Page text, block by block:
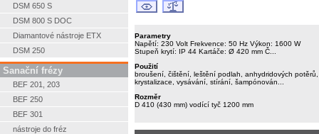
DSM 650 S
DSM 800 S DOC
Diamantové nástroje ETX
DSM 250
Sanační frézy
BEF 201, 203
BEF 250
BEF 301
nástroje do fréz
Parametry
Napětí: 230 Volt Frekvence: 50 Hz Výkon: 1600 W
Stupeň krytí: IP 44 Kartáče: Ø 420 mm Č...
Použití
broušení, čištění, leštění podlah, anhydridových potěrů,
krystalizace, vysávání, stírání, šampónován...
Rozměr
D 410 (430 mm) vodící tyč 1200 mm